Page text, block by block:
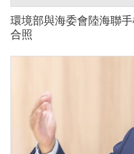
環境部與海委會陸海聯
合照